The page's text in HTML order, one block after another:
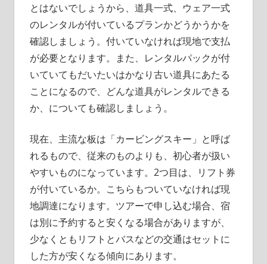
とはないでしょうから、道具一式、ウェア一式
のレンタルが付いているプランかどうかうかを
確認しましょう。付いていなければ現地で支払
が必要となります。また、レンタルパックが付
いていてもだいたいはかなり古い道具にあたる
ことになるので、どんな道具がレンタルできる
か、についても確認しましょう。
現在、主流な板は「カービングスキー」と呼ば
れるもので、従来のものよりも、初心者が扱い
やすいものになっています。2つ目は、リフト券
が付いているか。こちらもついていなければ現
地調達になります。ツアーで申し込む場合、宿
は別に予約すると安くなる場合がありますが、
少なくともリフトとバスなどの交通はセットに
した方が安くなる傾向にあります。